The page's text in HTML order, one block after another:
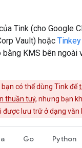
Tink (cho Google
Vault) hoặc Tinkey
KMS bên ngoài
bạn có thể dùng Tink để
thuần tuý, nhưng bạn
được lưu trữ ở dạng văn
Go Python